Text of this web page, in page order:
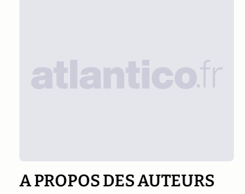
A PROPOS DES AUTEURS